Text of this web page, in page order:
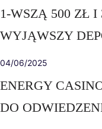
1-WSZĄ 500 ZŁ I
WYJĄWSZY
04/06/2025
ENERGY
DO